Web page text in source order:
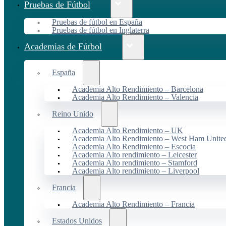
Pruebas de Fútbol
Pruebas de fútbol en España
Pruebas de fútbol en Inglaterra
Academias de Fútbol
España
Academia Alto Rendimiento – Barcelona
Academia Alto Rendimiento – Valencia
Reino Unido
Academia Alto Rendimiento – UK
Academia Alto Rendimiento – West Ham
Academia Alto Rendimiento – Escocia
Academia Alto rendimiento – Leicester
Academia Alto rendimiento – Stamford
Academia Alto rendimiento – Liverpool
Francia
Academia Alto Rendimiento – Francia
Estados Unidos